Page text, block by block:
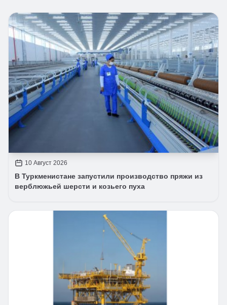
10 Август 2026
В Туркменистане запустили производство пряжи из
верблюжьей шерсти и козьего пуха